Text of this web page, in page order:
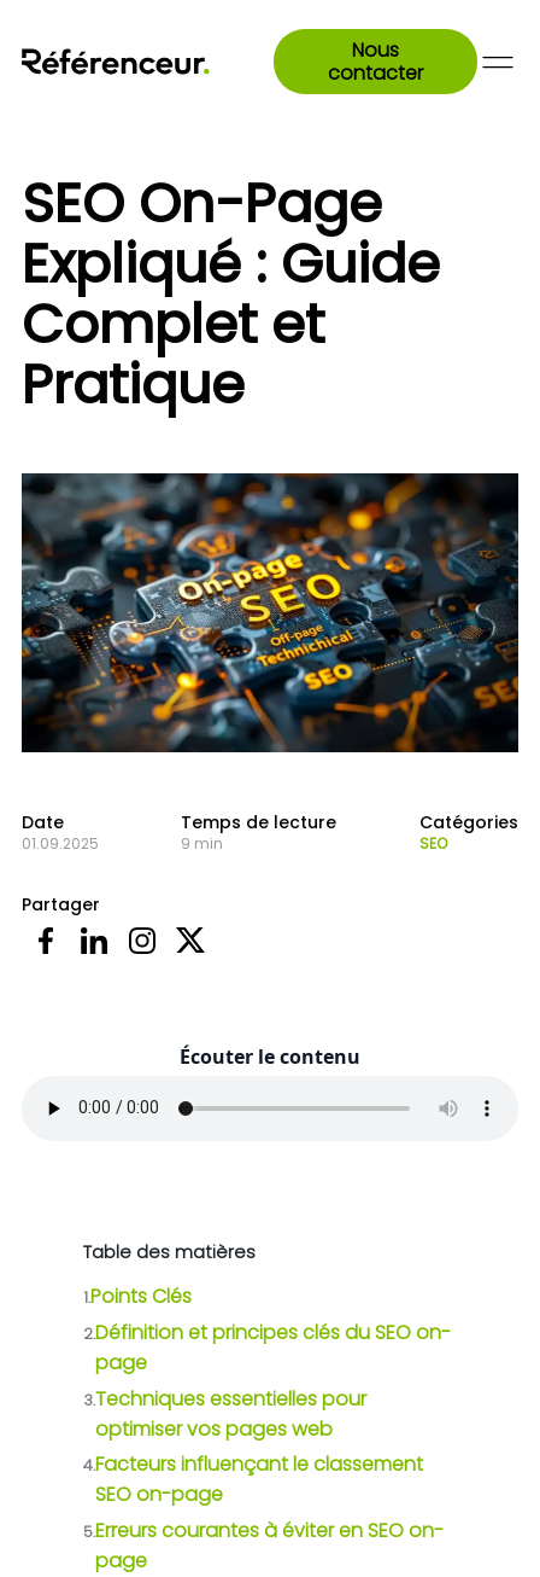
Nous
contacter
SEO On-Page
Expliqué : Guide
Complet et
Pratique
Date
01.09.2025
Temps de lecture
9 min
Catégories
SEO
Partager
Écouter le contenu
Table des matières
1.Points Clés
2.Définition et principes clés du SEO on-
page
3.Techniques essentielles pour
optimiser vos pages web
4.Facteurs influençant le classement
SEO on-page
5.Erreurs courantes à éviter en SEO on-
page